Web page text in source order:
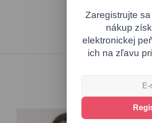
Zaregistrujte
nákup
elektronickej
ich na zľavu